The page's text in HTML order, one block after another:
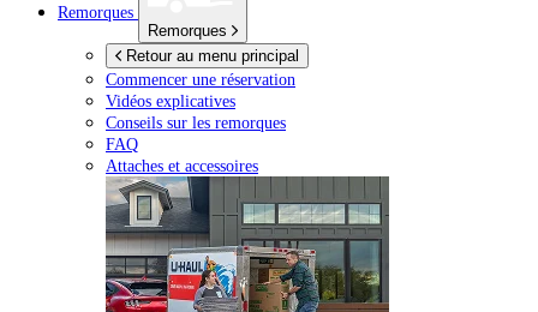
Remorques
Remorques
Retour au menu principal
Commencer une réservation
Vidéos explicatives
Conseils sur les remorques
FAQ
Attaches et accessoires